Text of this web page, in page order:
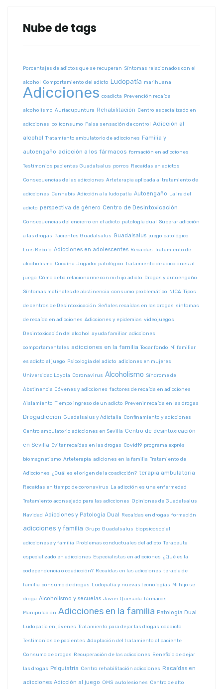
Nube de tags
Porcentajes de adictos que se recuperan Síntomas relacionados con el
alcohol Comportamiento del adicto Ludopatía marihuana
Adicciones coadicta Prevención recaída
alcoholismo Auriacupuntura Rehabilitación Centro especializado en
adicciones policonsumo Falsa sensación de control Adicción al
alcohol Tratamiento ambulatorio de adicciones Familia y
autoengaño adicción a los fármacos formación en adicciones
Testimonios pacientes Guadalsalus porros Recaídas en adictos
Consecuencias de las adicciones Arteterapia aplicada al tratamiento de
adicciones Cannabis Adicción a la ludopatía Autoengaño La ira del
adicto perspectiva de género Centro de Desintoxicación
Consecuencias del encierro en el adicto patología dual Superar adicción
a las drogas Pacientes Guadalsalus Guadalsalus juego patológico
Luis Rebolo Adicciones en adolescentes Recaidas Tratamiento de
alcoholismo Cocaína Jugador patológico Tratamiento de adicciones al
juego Cómo debo relacionarme con mi hijo adicto Drogas y autoengaño
Síntomas matinales de abstinencia consumo problemático NICA Tipos
de centros de Desintoxicación Señales recaídas en las drogas síntomas
de recaída en adicciones Adicciones y epidemias videojuegos
Desintoxicación del alcohol ayuda familiar adicciones
comportamentales adicciones en la familia Tocar fondo Mi familiar
es adicto al juego Psicología del adicto adiciones en mujeres
Universidad Loyola Coronavirus Alcoholismo Síndrome de
Abstinencia Jóvenes y adicciones factores de recaída en adicciones
Aislamiento Tiempo ingreso de un adicto Prevenir recaída en las drogas
Drogadicción Guadalsalus y Adictalia Confinamiento y adicciones
Centro ambulatorio adicciones en Sevilla Centro de desintoxicación
en Sevilla Evitar recaídas en las drogas Covid19 programa exprés
biomagnetismo Arteterapia adiciones en la familia Tratamiento de
Adicciones ¿Cuál es el origen de la coadicción? terapia ambulatoria
Recaídas en tiempo de coronavirus La adicción es una enfermedad
Tratamiento aconsejado para las adicciones Opiniones de Guadalsalus
Navidad Adicciones y Patología Dual Recaídas en drogas formación
adicciones y familia Grupo Guadalsalus biopsicosocial
adiccionese y familia Problemas conductuales del adicto Terapeuta
especializado en adicciones Especialistas en adicciones ¿Qué es la
codependencia o coadicción? Recaídas en las adicciones terapia de
familia consumo de drogas Ludopatía y nuevas tecnologías Mi hijo se
droga Alcoholismo y secuelas Javier Quesada fármacos
Manipulación Adicciones en la familia Patología Dual
Ludopatía en jóvenes Tratamiento para dejar las drogas coadicto
Testimonios de pacientes Adaptación del tratamiento al paciente
Consumo de drogas Recuperación de las adicciones Beneficio de dejar
las drogas Psiquiatría Centro rehabilitación adicciones Recaídas en
adicciones Adicción al juego OMS autolesiones Centro de alto